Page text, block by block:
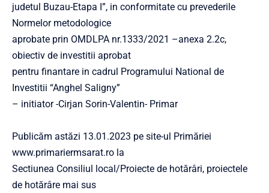
judetul Buzau-Etapa I”, in conformitate cu prevederile
Normelor metodologice
aprobate prin OMDLPA nr.1333/2021 –anexa 2.2c,
obiectiv de investitii aprobat
pentru finantare in cadrul Programului National de
Investitii “Anghel Saligny”
– initiator -Cirjan Sorin-Valentin- Primar
Publicăm astăzi 13.01.2023 pe site-ul Primăriei
www.primariermsarat.ro la
Sectiunea Consiliul local/Proiecte de hotărâri, proiectele
de hotărâre mai sus